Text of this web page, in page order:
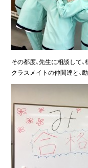
その都度、先生に相談して
クラスメイトの仲間達と、